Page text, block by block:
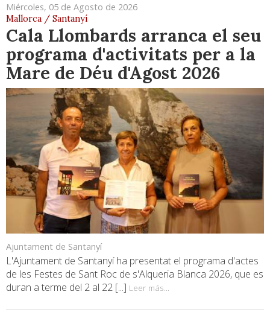
Miércoles, 05 de Agosto de 2026
Mallorca / Santanyí
Cala Llombards arranca el seu
programa d'activitats per a la
Mare de Déu d'Agost 2026
Ajuntament de Santanyí
L'Ajuntament de Santanyí ha presentat el programa d'actes
de les Festes de Sant Roc de s'Alqueria Blanca 2026, que es
duran a terme del 2 al 22 [...] Leer más...